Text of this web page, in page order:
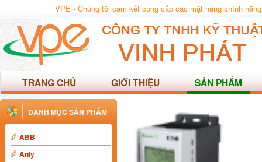
VPE - Chúng tôi cam kết cung cấp các mặt hàng chính hãng,
TRANG CHỦ GIỚI THIỆU SẢN PHẨM
DANH MỤC SẢN PHẨM
ABB
Anly